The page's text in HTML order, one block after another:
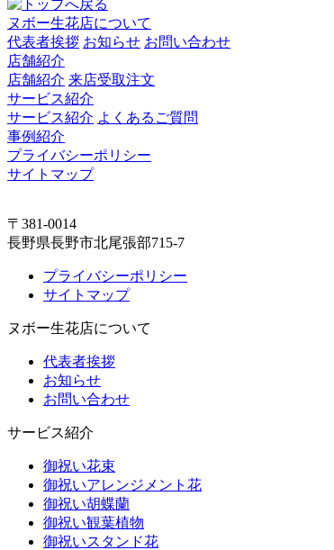
ヌボー生花店について
代表者挨拶 お知らせ お問い合わせ
店舗紹介
店舗紹介 来店受取注文
サービス紹介
サービス紹介 よくあるご質問
事例紹介
プライバシーポリシー
サイトマップ
〒381-0014
長野県長野市北尾張部715-7
プライバシーポリシー
サイトマップ
ヌボー生花店について
代表者挨拶
お知らせ
お問い合わせ
サービス紹介
御祝い花束
御祝いアレンジメント花
御祝い胡蝶蘭
御祝い観葉植物
御祝いスタンド花